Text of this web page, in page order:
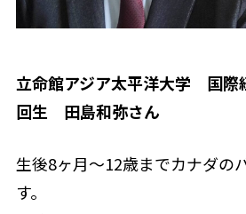
立命館アジア太平洋大学 国際
回生 田島和弥さん
生後8ヶ月～12歳までカナダの
す。